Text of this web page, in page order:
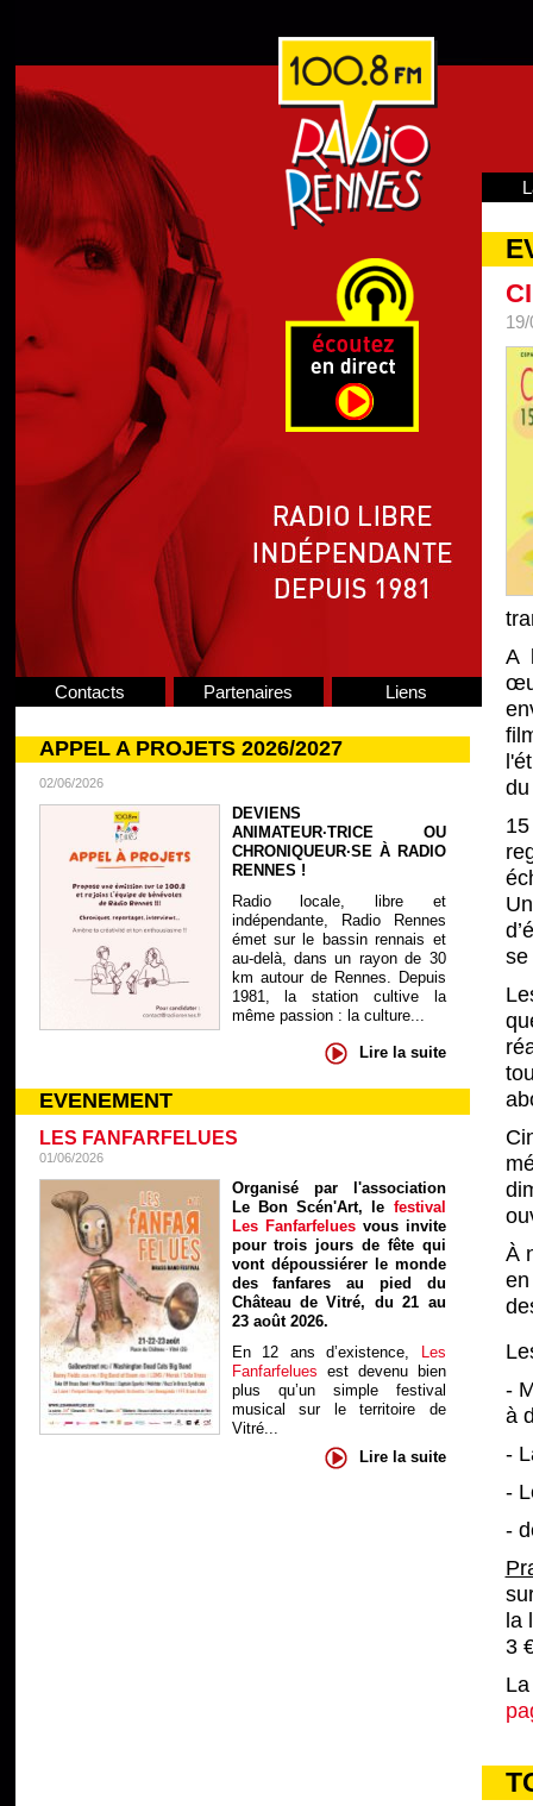
Contacts Partenaires Liens
APPEL A PROJETS 2026/2027
02/06/2026
DEVIENS
ANIMATEUR·TRICE OU
CHRONIQUEUR·SE À RADIO
RENNES !
Radio locale, libre et
indépendante, Radio Rennes
émet sur le bassin rennais et
au-delà, dans un rayon de 30
km autour de Rennes. Depuis
1981, la station cultive la
même passion : la culture...
Lire la suite
EVENEMENT
LES FANFARFELUES
01/06/2026
Organisé par l'association
Le Bon Scén'Art, le festival
Les Fanfarfelues vous invite
pour trois jours de fête qui
vont dépoussiérer le monde
des fanfares au pied du
Château de Vitré, du 21 au
23 août 2026.
En 12 ans d’existence, Les
Fanfarfelues est devenu bien
plus qu’un simple festival
musical sur le territoire de
Vitré...
Lire la suite
A
se
À
-
à
-
-
-
la
3